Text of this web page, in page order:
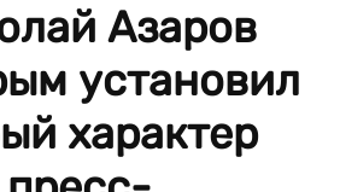
Азаров
установил
характер